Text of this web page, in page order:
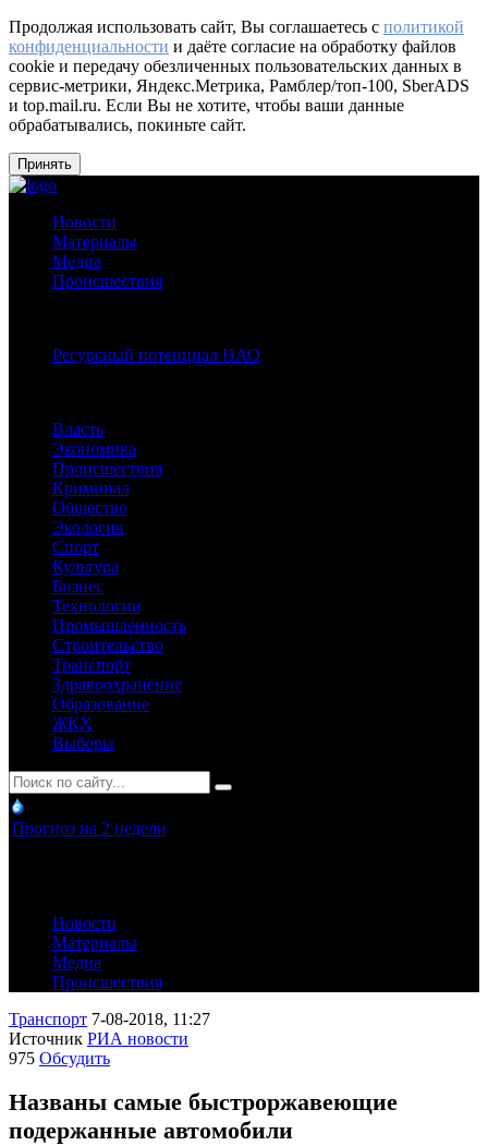
Продолжая использовать сайт, Вы соглашаетесь с политикой
конфиденциальности и даёте согласие на обработку файлов
cookie и передачу обезличенных пользовательских данных в
сервис-метрики, Яндекс.Метрика, Рамблер/топ-100, SberADS
и top.mail.ru. Если Вы не хотите, чтобы ваши данные
обрабатывались, покиньте сайт.
Принять
Новости
Материалы
Медиа
Происшествия
Ресурсный потенциал НАО
Власть
Экономика
Происшествия
Криминал
Общество
Экология
Спорт
Культура
Бизнес
Технологии
Промышленность
Строительство
Транспорт
Здравоохранение
Образование
ЖКХ
Выборы
Прогноз на 2 недели
Новости
Материалы
Медиа
Происшествия
Транспорт 7-08-2018, 11:27
Источник РИА новости
975 Обсудить
Названы самые быстроржавеющие
подержанные автомобили